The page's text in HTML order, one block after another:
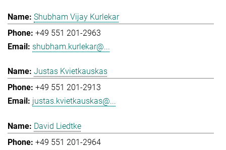
Shubham Vijay Kurlekar
+49 551 201-2963
shubham.kurlekar@...
Justas Kvietkauskas
+49 551 201-2913
justas.kvietkauskas@...
David Liedtke
+49 551 201-2964